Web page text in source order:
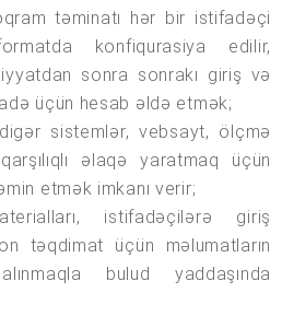
təminatı hər bir istifadəçi
konfiqurasiya edilir,
sonra sonrakı giriş və
üçün hesab əldə etmək;
sistemlər, vebsayt, ölçmə
əlaqə yaratmaq üçün
etmək imkanı verir;
istifadəçilərə giriş
təqdimat üçün məlumatların
bulud yaddaşında